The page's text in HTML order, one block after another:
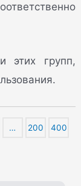
этих групп,
… 200 400